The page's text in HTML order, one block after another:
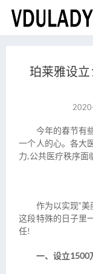
珀莱雅设
今年的春节有些
一个人的心。各大
力,公共医疗秩序面
作为以实现“美
这段特殊的日子里
任!
一、设立1500